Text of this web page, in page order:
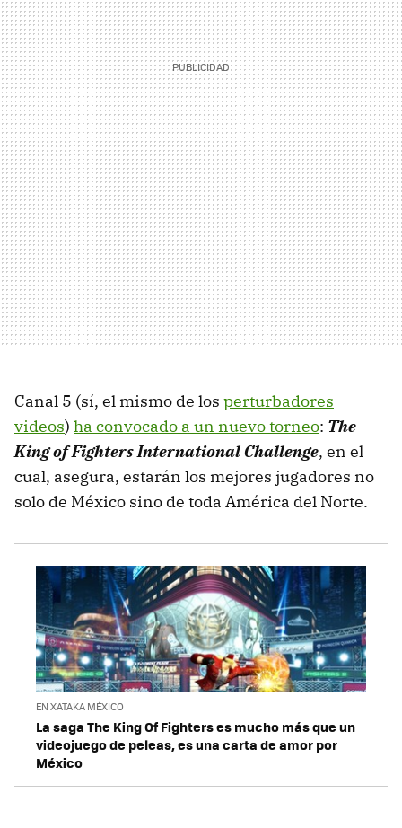
Canal 5 (sí, el mismo de los perturbadores
videos) ha convocado a un nuevo torneo: The
King of Fighters International Challenge, en el
cual, asegura, estarán los mejores jugadores no
solo de México sino de toda América del Norte.
EN XATAKA MÉXICO
La saga The King Of Fighters es mucho más que un
videojuego de peleas, es una carta de amor por
México